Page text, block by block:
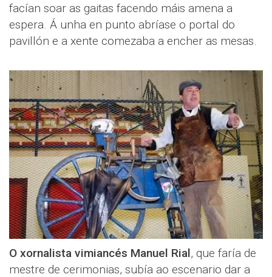
facían soar as gaitas facendo máis amena a
espera. Á unha en punto abríase o portal do
pavillón e a xente comezaba a encher as mesas.
O xornalista vimiancés Manuel Rial, que faría de
mestre de cerimonias, subía ao escenario dar a